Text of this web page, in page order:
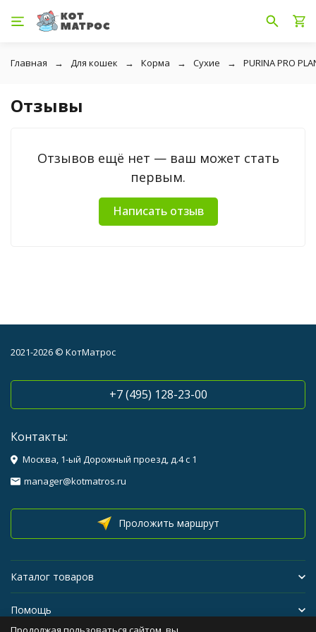
Главная Для кошек Корма Сухие PURINA PRO
Отзывы
Отзывов ещё нет — ваш может стать
первым.
Написать отзыв
2021-2026 © КотМатрос
+7 (495) 128-23-00
Контакты:
Москва, 1-ый Дорожный проезд, д.4 с 1
manager@kotmatros.ru
Проложить маршрут
Каталог товаров
Помощь